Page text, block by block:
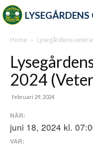
Home Lysegårdens
2024
februari 29, 2024
NÄR:
juni 18, 2024 kl.
VAR: